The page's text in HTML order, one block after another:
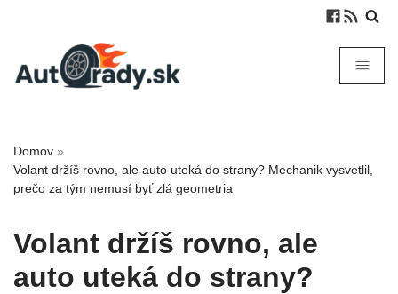
Domov »
Volant držíš rovno, ale auto uteká do strany? Mechanik vysvetlil,
prečo za tým nemusí byť zlá geometria
Volant držíš rovno, ale
auto uteká do strany?